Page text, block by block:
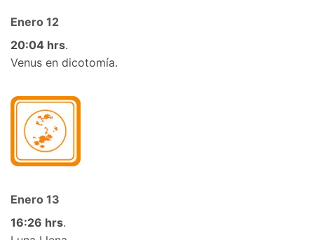
Enero 12
20:04 hrs.
Venus en dicotomía.
Enero 13
16:26 hrs.